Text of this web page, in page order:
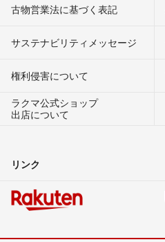
古物営業法に基づく表記
サステナビリティメッセージ
権利侵害について
ラクマ公式ショップ
出店について
リンク